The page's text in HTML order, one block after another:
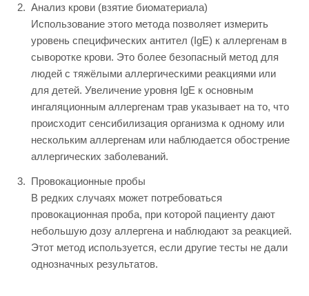
Анализ крови (взятие биоматериала)
Использование этого метода позволяет измерить
уровень специфических антител (IgE) к аллергенам в
сыворотке крови. Это более безопасный метод для
людей с тяжёлыми аллергическими реакциями или
для детей. Увеличение уровня IgE к основным
ингаляционным аллергенам трав указывает на то, что
происходит сенсибилизация организма к одному или
нескольким аллергенам или наблюдается обострение
аллергических заболеваний.
Провокационные пробы
В редких случаях может потребоваться
провокационная проба, при которой пациенту дают
небольшую дозу аллергена и наблюдают за реакцией.
Этот метод используется, если другие тесты не дали
однозначных результатов.